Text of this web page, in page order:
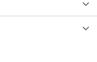
Camo/Blaze